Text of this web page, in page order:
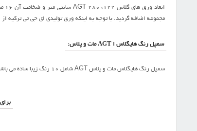
مجموعه اضافه گردید. با توجه به اینکه ورق تولیدی ای جی تی ترکیه
سمپل رنگ هایگلاس ا AGT مات و پلاس:
سمپل رنگ هایگلاس مات و پلاس AGT شامل ۱۰ رنگ زیبا ساده می باشد. رنگ بندی محصولات هایگلاس ای جی تی براساس رنگهای پر فروش بازار و استقبال مشتریان شکل گرفته است.
برای